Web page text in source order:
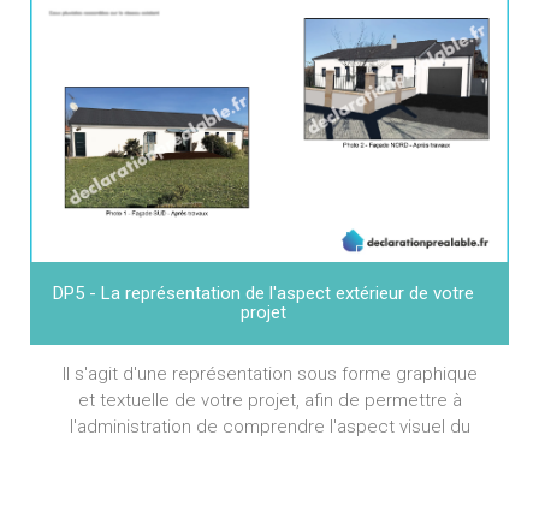
DP5 - La représentation de l'aspect extérieur de votre
projet
Il s'agit d'une représentation sous forme graphique
et textuelle de votre projet, afin de permettre à
l'administration de comprendre l'aspect visuel du